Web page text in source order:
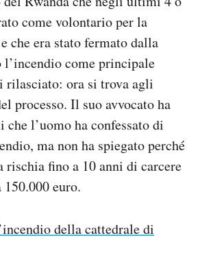
come volontario per la
che era stato fermato dalla
come principale
rilasciato: ora si trova agli
processo. Il suo avvocato ha
l’uomo ha confessato di
ma non ha spiegato perché
rischia fino a 10 anni di carcere
euro.
della cattedrale di